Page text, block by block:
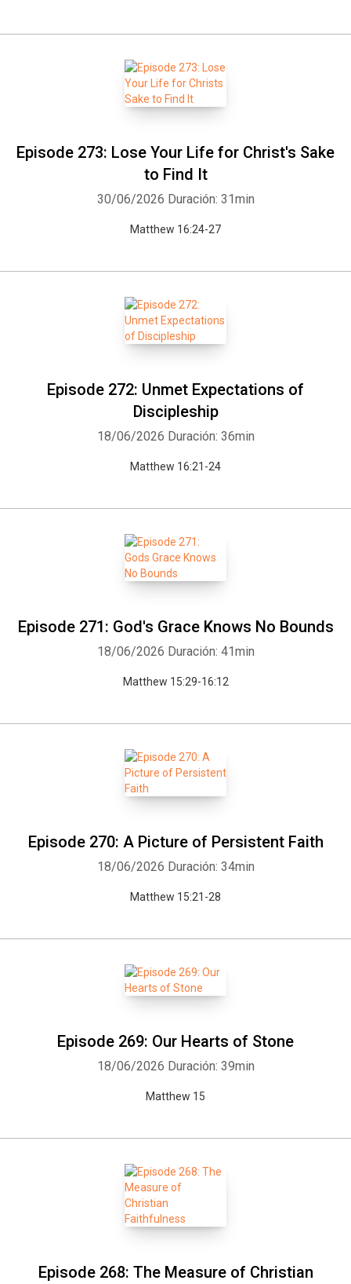
Episode 273: Lose Your Life for Christ's Sake
to Find It
30/06/2026 Duración: 31min
Matthew 16:24-27
Episode 272: Unmet Expectations of
Discipleship
18/06/2026 Duración: 36min
Matthew 16:21-24
Episode 271: God's Grace Knows No Bounds
18/06/2026 Duración: 41min
Matthew 15:29-16:12
Episode 270: A Picture of Persistent Faith
18/06/2026 Duración: 34min
Matthew 15:21-28
Episode 269: Our Hearts of Stone
18/06/2026 Duración: 39min
Matthew 15
Episode 268: The Measure of Christian